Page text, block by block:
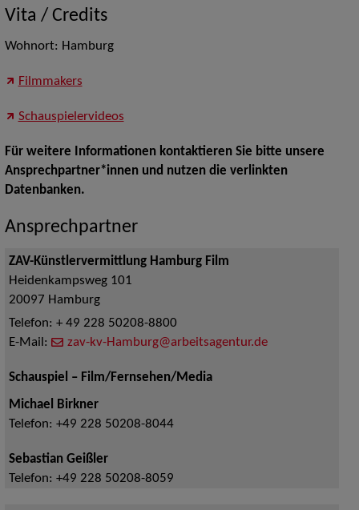
Vita / Credits
Wohnort: Hamburg
Filmmakers
Schauspielervideos
Für weitere Informationen kontaktieren Sie bitte unsere
Ansprechpartner*innen und nutzen die verlinkten
Datenbanken.
Ansprechpartner
ZAV-Künstlervermittlung Hamburg Film
Heidenkampsweg 101
20097 Hamburg
Telefon: + 49 228 50208-8800
E-Mail:
zav-kv-Hamburg@arbeitsagentur.de
Schauspiel – Film/Fernsehen/Media
Michael Birkner
Telefon: +49 228 50208-8044
Sebastian Geißler
Telefon: +49 228 50208-8059